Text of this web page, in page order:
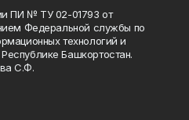
ПИ № ТУ 02-01793 от
Федеральной службы по
технологий и
Башкортостан.
С.Ф.